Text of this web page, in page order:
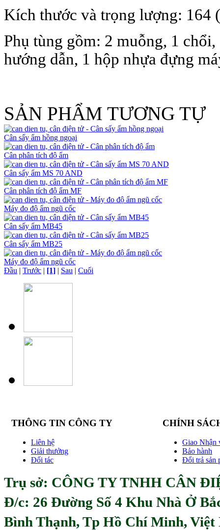
Kích thước và trọng lượng: 164
Phụ tùng gồm: 2 muỗng, 1
hướng dẫn, 1 hộp nhựa đựng
SẢN PHẨM TƯƠNG TỰ
Cân sấy ẩm hồng ngoại
Cân phân tích độ ẩm
Cân sấy ẩm MS 70 AND
Cân phân tích độ ẩm MF
Máy đo độ ẩm ngũ cốc
Cân sấy ẩm MB45
Cân sấy ẩm MB25
Máy đo độ ẩm ngũ cốc
Đầu | Trước | [1] | Sau | Cuối
THÔNG TIN CÔNG TY
Liên hệ
Giải thưởng
Đối tác
CHÍNH
Giao Nhận
Bảo hành
Đổi trả sản
Trụ sở: CÔNG TY TNHH CÂN
Đ/c: 26 Đường Số 4 Khu Nhà Ở
Bình Thạnh, Tp Hồ Chí Minh, Việt